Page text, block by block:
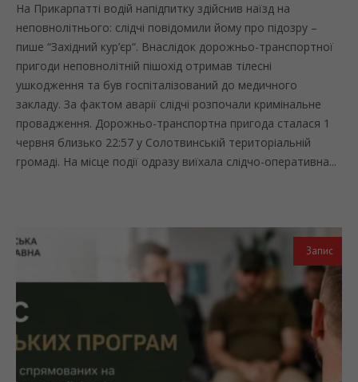
На Прикарпатті водій напідпитку здійснив наїзд на
неповнолітнього: слідчі повідомили йому про підозру –
пише “Західний кур’єр“. Внаслідок дорожньо-транспортної
пригоди неповнолітній пішохід отримав тілесні
ушкодження та був госпіталізований до медичного
закладу. За фактом аварії слідчі розпочали кримінальне
провадження. Дорожньо-транспортна пригода сталася 1
червня близько 22:57 у Солотвинській територіальній
громаді. На місце події одразу виїхала слідчо-оперативна...
Запис